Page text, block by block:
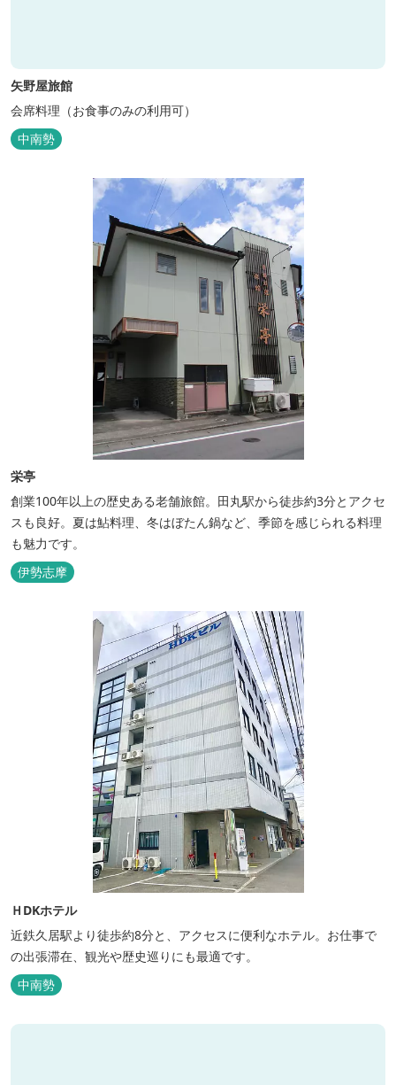
矢野屋旅館
会席料理（お食事のみの利用可）
中南勢
栄亭
創業100年以上の歴史ある老舗旅館。田丸駅から徒歩約3分とアクセ
スも良好。夏は鮎料理、冬はぼたん鍋など、季節を感じられる料理
も魅力です。
伊勢志摩
ＨDKホテル
近鉄久居駅より徒歩約8分と、アクセスに便利なホテル。お仕事で
の出張滞在、観光や歴史巡りにも最適です。
中南勢